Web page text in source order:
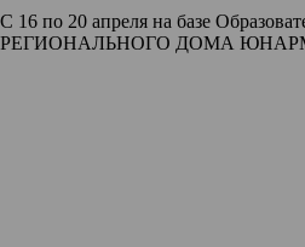
С 16 по 20 апреля на базе
РЕГИОНАЛЬНОГО ДОМА